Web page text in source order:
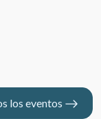
los eventos